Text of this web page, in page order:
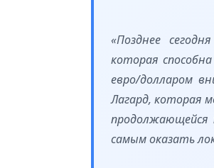
«Позднее
которая
евро/долларом
Лагард, которая
самым оказать